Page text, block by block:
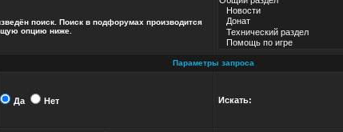
поиск. Поиск в подфорумах производится
опцию ниже.
Параметры запроса
Да Нет Искать: